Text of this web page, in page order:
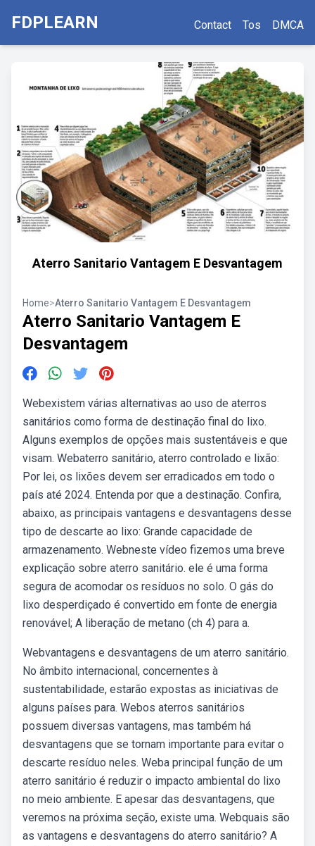
FDPLEARN Contact Tos DMCA
Aterro Sanitario Vantagem E Desvantagem
Home>Aterro Sanitario Vantagem E Desvantagem
Aterro Sanitario Vantagem E
Desvantagem
Webexistem várias alternativas ao uso de aterros
sanitários como forma de destinação final do lixo.
Alguns exemplos de opções mais sustentáveis e que
visam. Webaterro sanitário, aterro controlado e lixão:
Por lei, os lixões devem ser erradicados em todo o
país até 2024. Entenda por que a destinação. Confira,
abaixo, as principais vantagens e desvantagens desse
tipo de descarte ao lixo: Grande capacidade de
armazenamento. Webneste vídeo fizemos uma breve
explicação sobre aterro sanitário. ele é uma forma
segura de acomodar os resíduos no solo. O gás do
lixo desperdiçado é convertido em fonte de energia
renovável; A liberação de metano (ch 4) para a.
Webvantagens e desvantagens de um aterro sanitário.
No âmbito internacional, concernentes à
sustentabilidade, estarão expostas as iniciativas de
alguns países para. Webos aterros sanitários
possuem diversas vantagens, mas também há
desvantagens que se tornam importante para evitar o
descarte resíduo neles. Weba principal função de um
aterro sanitário é reduzir o impacto ambiental do lixo
no meio ambiente. E apesar das desvantagens, que
veremos na próxima seção, existe uma. Webquais são
as vantagens e desvantagens do aterro sanitário? A